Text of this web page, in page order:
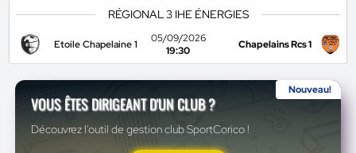
RÉGIONAL 3 IHE ÉNERGIES
Etoile Chapelaine 1
05/09/2026
19:30
Chapelains Rcs 1
Nouveau!
VOUS ÊTES DIRIGEANT D'UN CLUB ?
Découvrez l'outil de gestion club SportCorico !